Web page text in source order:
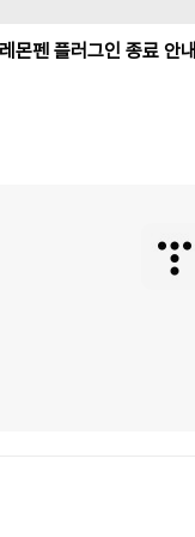
레몬펜 플러그인 종료 안내